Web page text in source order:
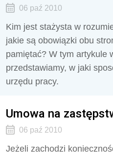
06 paź 2010
Kim jest stażysta w
jakie są obowiązki obu
pamiętać? W tym artykule
przedstawiamy, w jaki
urzędu pracy.
Umowa na
06 paź 2010
Jeżeli zachodzi